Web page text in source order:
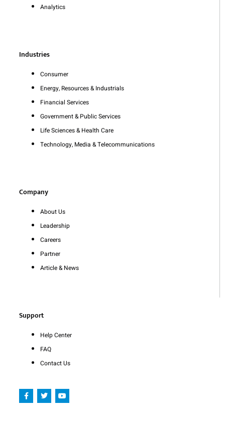
Analytics
Industries
Consumer
Energy, Resources & Industrials
Financial Services
Government & Public Services
Life Sciences & Health Care
Technology, Media & Telecommunications
Company
About Us
Leadership
Careers
Partner
Article & News
Support
Help Center
FAQ
Contact Us
F
a
c
T
w
i
Y
o
u